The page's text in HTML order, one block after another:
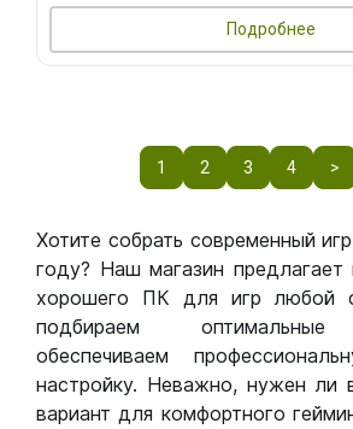
Подробнее
1 2 3 4 >
Хотите собрать современный
году? Наш магазин предлагает
хорошего ПК для игр любой
подбираем оптимальные
обеспечиваем
настройку. Неважно, нужен ли
вариант для комфортного